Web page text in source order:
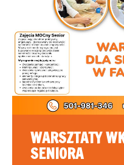
WARSZTATY
SENIORA